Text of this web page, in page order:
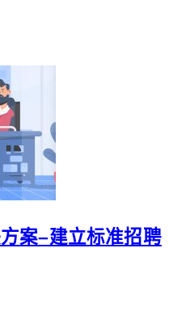
案–建立标准招聘